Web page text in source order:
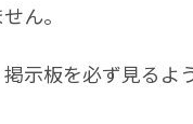
ん。
示板を必ず見るよ